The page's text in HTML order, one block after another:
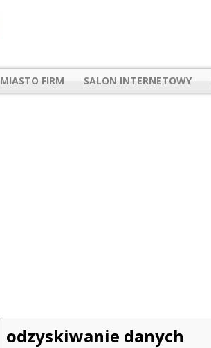
MIASTO FIRM SALON INTERNETOWY
odzyskiwanie danych